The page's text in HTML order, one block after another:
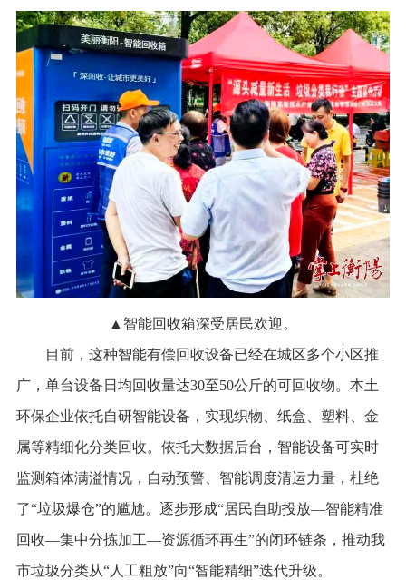
▲智能回收箱深受居民欢迎。
目前，这种智能有偿回收设备已经在城区多个小区推
广，单台设备日均回收量达30至50公斤的可回收物。本土
环保企业依托自研智能设备，实现织物、纸盒、塑料、金
属等精细化分类回收。依托大数据后台，智能设备可实时
监测箱体满溢情况，自动预警、智能调度清运力量，杜绝
了“垃圾爆仓”的尴尬。逐步形成“居民自助投放—智能精准
回收—集中分拣加工—资源循环再生”的闭环链条，推动我
市垃圾分类从“人工粗放”向“智能精细”迭代升级。